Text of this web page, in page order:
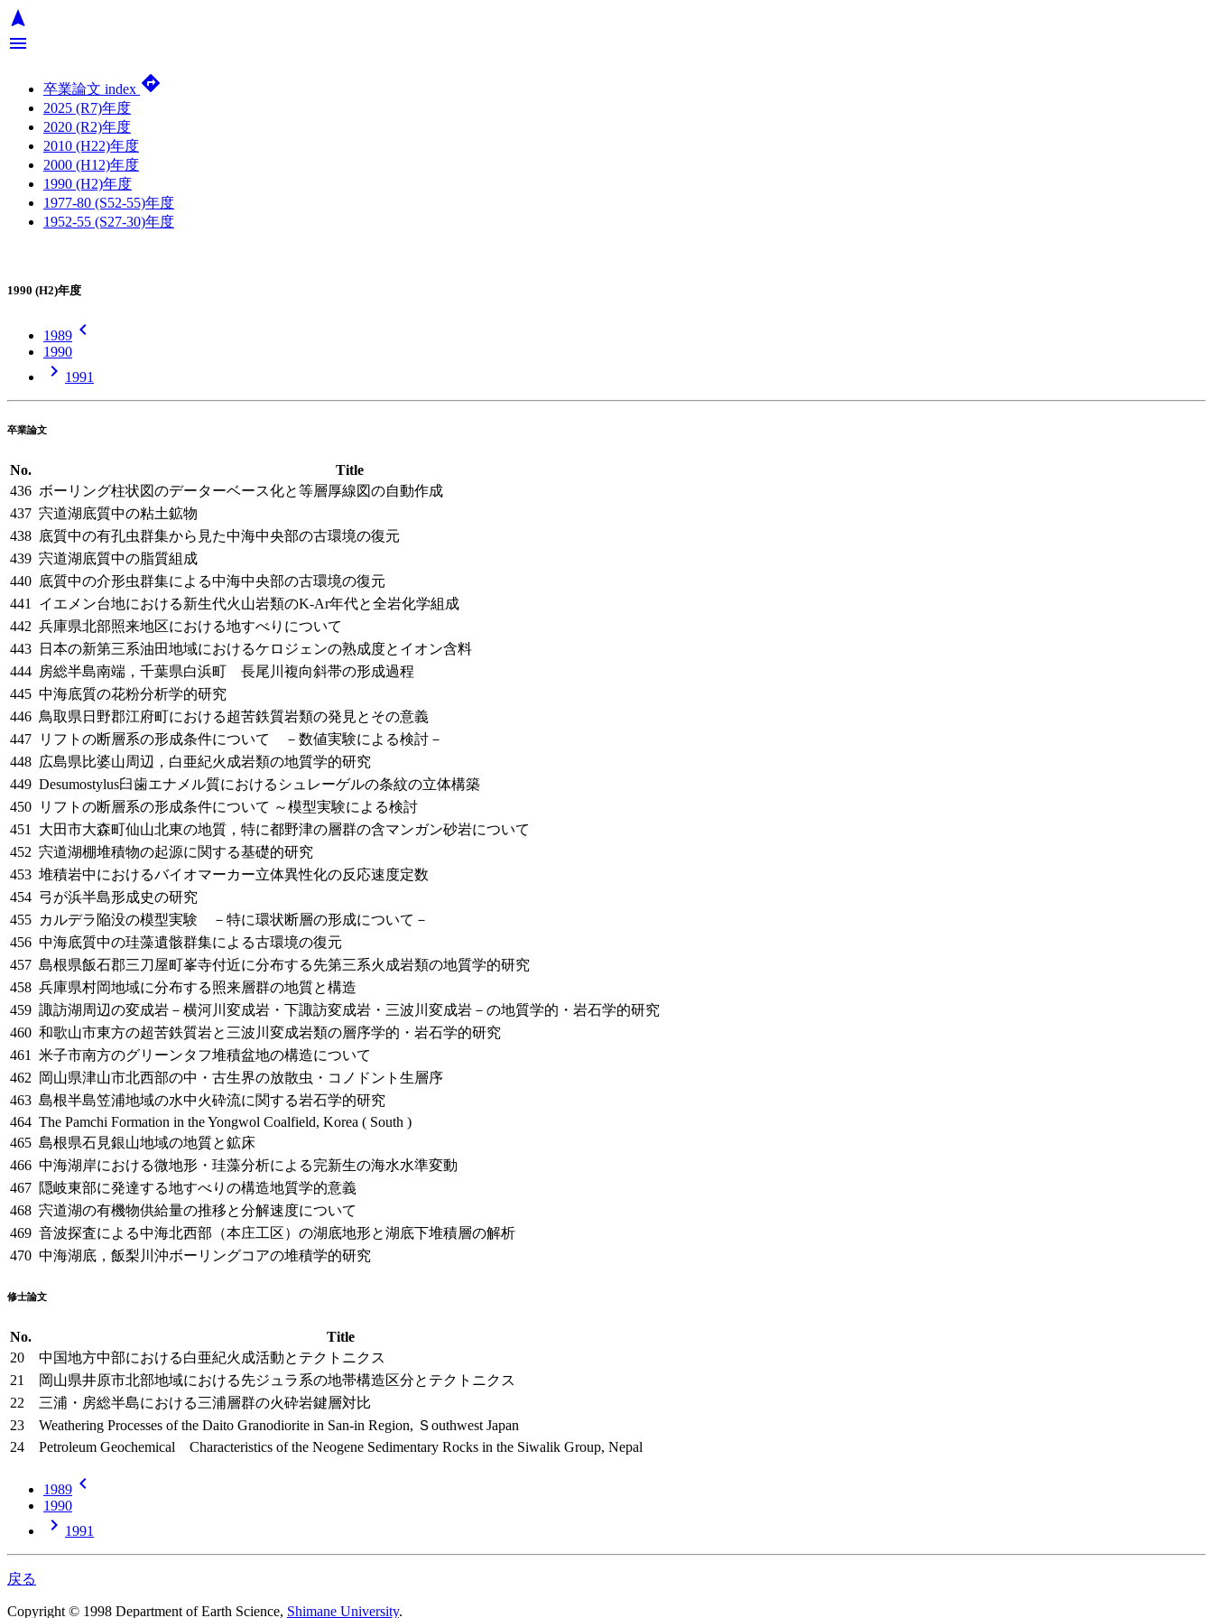
navigation
menu
卒業論文 index directions
2025 (R7)年度
2020 (R2)年度
2010 (H22)年度
2000 (H12)年度
1990 (H2)年度
1977-80 (S52-55)年度
1952-55 (S27-30)年度
1990 (H2)年度
1989 chevron_left
1990
chevron_right 1991
卒業論文
No.
Title
436 ボーリング柱状図のデーターベース化と等層厚線図の自動作成
437 宍道湖底質中の粘土鉱物
438 底質中の有孔虫群集から見た中海中央部の古環境の復元
439 宍道湖底質中の脂質組成
440 底質中の介形虫群集による中海中央部の古環境の復元
441
イエメン台地における新生代火山岩類のK-Ar年代と全岩化学組成
442 兵庫県北部照来地区における地すべりについて
443
日本の新第三系油田地域におけるケロジェンの熟成度とイオン含料
444 房総半島南端，千葉県白浜町 長尾川複向斜帯の形成過程
445 中海底質の花粉分析学的研究
446 鳥取県日野郡江府町における超苦鉄質岩類の発見とその意義
447
リフトの断層系の形成条件について －数値実験による検討－
448 広島県比婆山周辺，白亜紀火成岩類の地質学的研究
449 Desumostylus臼歯エナメル質におけるシュレーゲルの条紋の立体構築
450
リフトの断層系の形成条件について ～模型実験による検討
451
大田市大森町仙山北東の地質，特に都野津の層群の含マンガン砂岩について
452 宍道湖棚堆積物の起源に関する基礎的研究
453 堆積岩中におけるバイオマーカー立体異性化の反応速度定数
454 弓が浜半島形成史の研究
455 カルデラ陥没の模型実験 －特に環状断層の形成について－
456 中海底質中の珪藻遺骸群集による古環境の復元
457 島根県飯石郡三刀屋町峯寺付近に分布する先第三系火成岩類の地質学的研究
458 兵庫県村岡地域に分布する照来層群の地質と構造
459 諏訪湖周辺の変成岩－横河川変成岩・下諏訪変成岩・三波川変成岩－の地質学的・岩石学的研究
460 和歌山市東方の超苦鉄質岩と三波川変成岩類の層序学的・岩石学的研究
461
米子市南方のグリーンタフ堆積盆地の構造について
462
岡山県津山市北西部の中・古生界の放散虫・コノドント生層序
463 島根半島笠浦地域の水中火砕流に関する岩石学的研究
464 The Pamchi Formation in the Yongwol Coalfield, Korea ( South )
465 島根県石見銀山地域の地質と鉱床
466 中海湖岸における微地形・珪藻分析による完新生の海水水準変動
467 隠岐東部に発達する地すべりの構造地質学的意義
468 宍道湖の有機物供給量の推移と分解速度について
469 音波探査による中海北西部（本庄工区）の湖底地形と湖底下堆積層の解析
470 中海湖底，飯梨川沖ボーリングコアの堆積学的研究
修士論文
No.
Title
20
中国地方中部における白亜紀火成活動とテクトニクス
21
岡山県井原市北部地域における先ジュラ系の地帯構造区分とテクトニクス
22
三浦・房総半島における三浦層群の火砕岩鍵層対比
23
Weathering Processes of the Daito Granodiorite in San-in Region, Ｓouthwest Japan
24
Petroleum Geochemical Characteristics of the Neogene Sedimentary Rocks in the Siwalik Group, Nepal
1989 chevron_left
1990
chevron_right 1991
戻る
Copyright © 1998 Department of Earth Science, Shimane University.